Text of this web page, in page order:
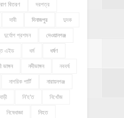
বিতরণ দরপত্র
দাবী দিনাজপুর দুদক
দুর্যোগ প্রশমন দেওয়ানগঞ্জ
এইড ধর্ম ধর্ষণ
ভাঙ্গন নদীভাঙ্গন নববর্ষ
নাগরিক পার্টি নারায়নগঞ্জ
নি'হ'ত নিখোঁজ
নিষেধাজ্ঞা নিহত